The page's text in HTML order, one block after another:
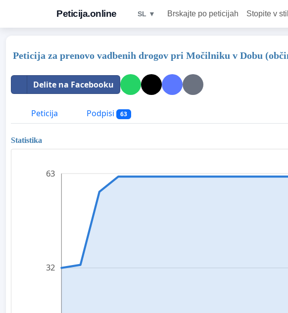
Peticija.online SL ▼ Brskajte po peticijah Stopite v
Peticija za prenovo vadbenih drogov pri Močilniku v Dobu
Delite na Facebooku
Peticija Podpisi 63
Statistika
32
63